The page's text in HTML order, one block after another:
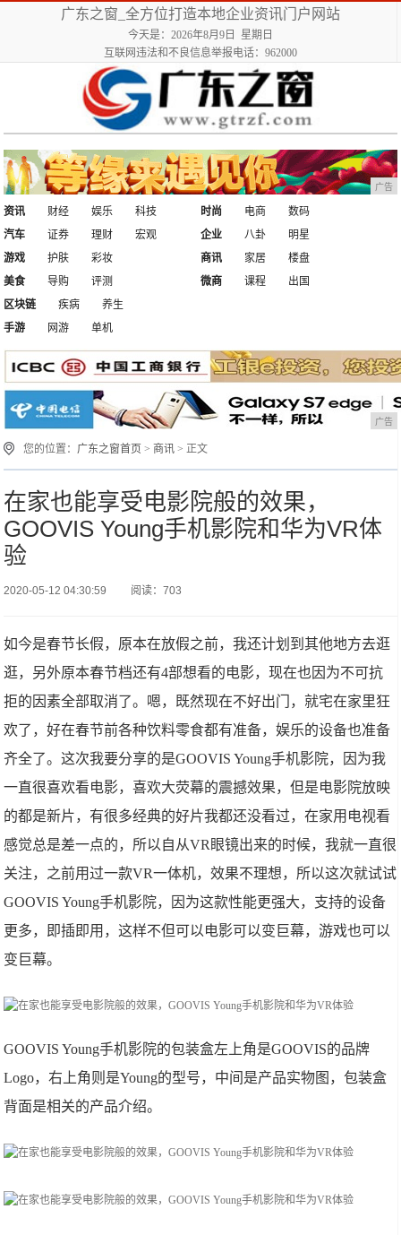
广东之窗_全方位打造本地企业资讯门户网站
今天是：2026年8月9日 星期日
互联网违法和不良信息举报电话：962000
广告
资讯 财经 娱乐
科技
汽车
证券 理财 宏观
时尚 电商
数码
企业
八卦
明星
游戏
护肤
彩妆
美食
导购 评测
商讯 家居
楼盘
微商
课程
出国
区块链
疾病
养生
手游
网游 单机
广告
您的位置： 广东之窗首页 > 商讯 > 正文
在家也能享受电影院般的效果，
GOOVIS Young手机影院和华为VR体
验
2020-05-12 04:30:59 阅读：703
如今是春节长假，原本在放假之前，我还计划到其他地方去逛
逛，另外原本春节档还有4部想看的电影，现在也因为不可抗
拒的因素全部取消了。嗯，既然现在不好出门，就宅在家里狂
欢了，好在春节前各种饮料零食都有准备，娱乐的设备也准备
齐全了。这次我要分享的是GOOVIS Young手机影院，因为我
一直很喜欢看电影，喜欢大荧幕的震撼效果，但是电影院放映
的都是新片，有很多经典的好片我都还没看过，在家用电视看
感觉总是差一点的，所以自从VR眼镜出来的时候，我就一直很
关注，之前用过一款VR一体机，效果不理想，所以这次就试试
GOOVIS Young手机影院，因为这款性能更强大，支持的设备
更多，即插即用，这样不但可以电影可以变巨幕，游戏也可以
变巨幕。
GOOVIS Young手机影院的包装盒左上角是GOOVIS的品牌
Logo，右上角则是Young的型号，中间是产品实物图，包装盒
背面是相关的产品介绍。